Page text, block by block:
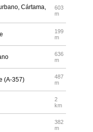
Cártama,
603
m
199
m
636
m
(A-357)
487
m
2
km
382
m